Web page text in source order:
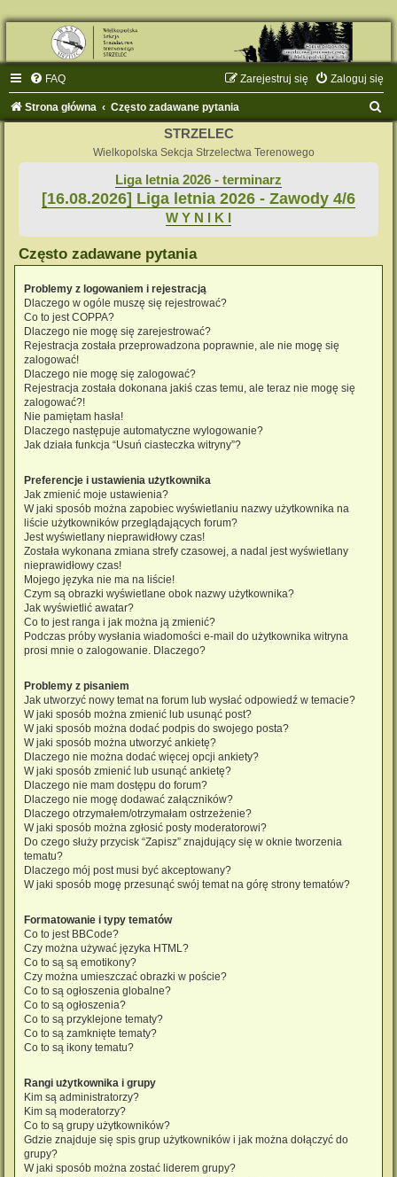
FAQ Zaloguj się
Zarejestruj się
Strona główna Często zadawane pytania
STRZELEC
Wielkopolska Sekcja Strzelectwa Terenowego
Liga letnia 2026 - terminarz
[16.08.2026] Liga letnia 2026 - Zawody 4/6
W Y N I K I
Często zadawane pytania
Problemy z logowaniem i rejestracją
Dlaczego w ogóle muszę się rejestrować?
Co to jest COPPA?
Dlaczego nie mogę się zarejestrować?
Rejestracja została przeprowadzona poprawnie, ale nie mogę się
zalogować!
Dlaczego nie mogę się zalogować?
Rejestracja została dokonana jakiś czas temu, ale teraz nie mogę się
zalogować?!
Nie pamiętam hasła!
Dlaczego następuje automatyczne wylogowanie?
Jak działa funkcja “Usuń ciasteczka witryny”?
Preferencje i ustawienia użytkownika
Jak zmienić moje ustawienia?
W jaki sposób można zapobiec wyświetlaniu nazwy użytkownika na
liście użytkowników przeglądających forum?
Jest wyświetlany nieprawidłowy czas!
Została wykonana zmiana strefy czasowej, a nadal jest wyświetlany
nieprawidłowy czas!
Mojego języka nie ma na liście!
Czym są obrazki wyświetlane obok nazwy użytkownika?
Jak wyświetlić awatar?
Co to jest ranga i jak można ją zmienić?
Podczas próby wysłania wiadomości e-mail do użytkownika witryna
prosi mnie o zalogowanie. Dlaczego?
Problemy z pisaniem
Jak utworzyć nowy temat na forum lub wysłać odpowiedź w temacie?
W jaki sposób można zmienić lub usunąć post?
W jaki sposób można dodać podpis do swojego posta?
W jaki sposób można utworzyć ankietę?
Dlaczego nie można dodać więcej opcji ankiety?
W jaki sposób zmienić lub usunąć ankietę?
Dlaczego nie mam dostępu do forum?
Dlaczego nie mogę dodawać załączników?
Dlaczego otrzymałem/otrzymałam ostrzeżenie?
W jaki sposób można zgłosić posty moderatorowi?
Do czego służy przycisk “Zapisz” znajdujący się w oknie tworzenia
tematu?
Dlaczego mój post musi być akceptowany?
W jaki sposób mogę przesunąć swój temat na górę strony tematów?
Formatowanie i typy tematów
Co to jest BBCode?
Czy można używać języka HTML?
Co to są są emotikony?
Czy można umieszczać obrazki w poście?
Co to są ogłoszenia globalne?
Co to są ogłoszenia?
Co to są przyklejone tematy?
Co to są zamknięte tematy?
Co to są ikony tematu?
Rangi użytkownika i grupy
Kim są administratorzy?
Kim są moderatorzy?
Co to są grupy użytkowników?
Gdzie znajduje się spis grup użytkowników i jak można dołączyć do
grupy?
W jaki sposób można zostać liderem grupy?